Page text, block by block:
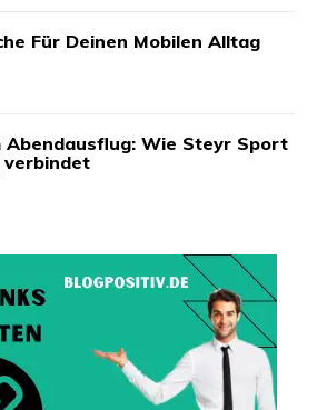
Für Deinen Mobilen Alltag
Abendausflug: Wie Steyr Sport
verbindet